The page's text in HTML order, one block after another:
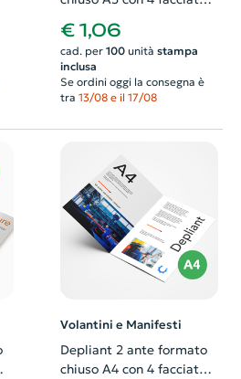
anche il progetto grafico
€ 1,06
cad. per 100unità stampa
inclusa
Se ordini oggi la consegna è
tra 13/08 e il 17/08
Volantini e Manifesti
Depliant 2 ante formato
chiuso A4 con 4 facciate.